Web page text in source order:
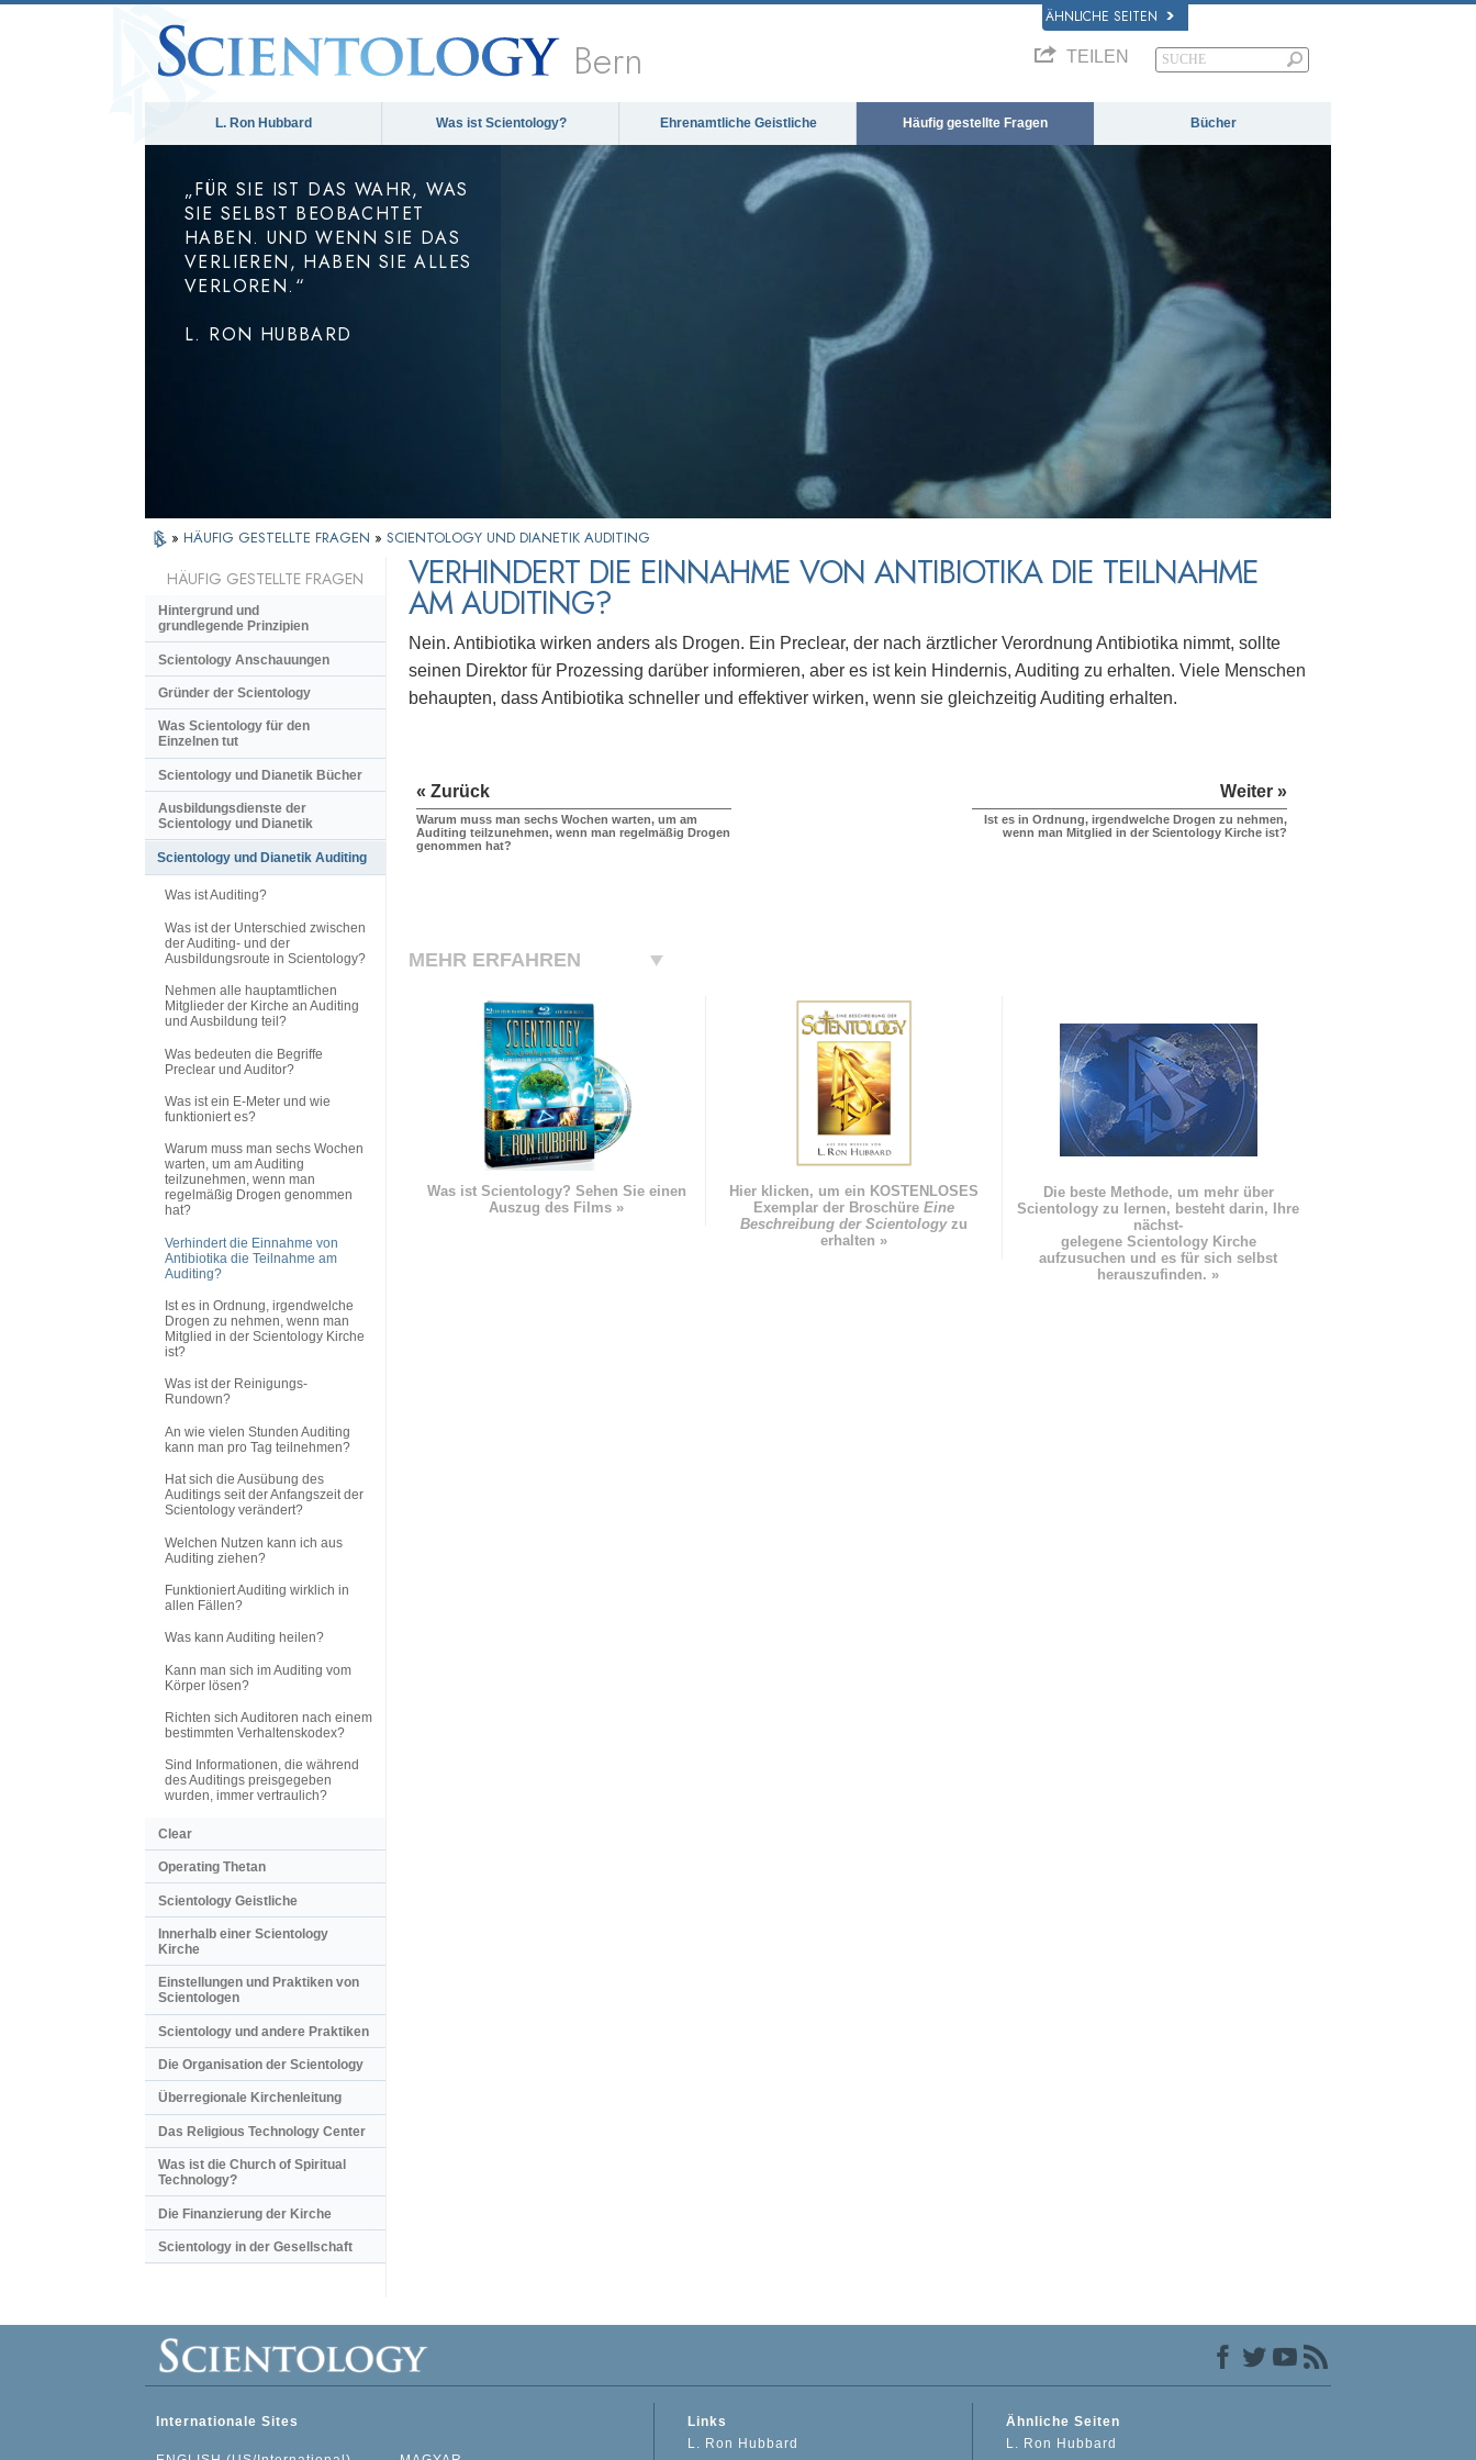
ÄHNLICHE SEITEN
Bern TEILEN
L. Ron Hubbard Was ist Scientology? Ehrenamtliche Geistliche Häufig gestellte Fragen Bücher
„FÜR SIE IST DAS WAHR, WAS
SIE SELBST BEOBACHTET
HABEN. UND WENN SIE DAS
VERLIEREN, HABEN SIE ALLES
VERLOREN.“
L. RON HUBBARD
» HÄUFIG GESTELLTE FRAGEN » SCIENTOLOGY UND DIANETIK AUDITING
VERHINDERT DIE EINNAHME VON ANTIBIOTIKA DIE TEILNAHME
AM AUDITING?
Nein. Antibiotika wirken anders als Drogen. Ein Preclear, der nach ärztlicher Verordnung Antibiotika nimmt, sollte
seinen Direktor für Prozessing darüber informieren, aber es ist kein Hindernis, Auditing zu erhalten. Viele Menschen
behaupten, dass Antibiotika schneller und effektiver wirken, wenn sie gleichzeitig Auditing erhalten.
« Zurück
Warum muss man sechs Wochen warten, um am
Auditing teilzunehmen, wenn man regelmäßig Drogen
genommen hat?
Weiter »
Ist es in Ordnung, irgendwelche Drogen zu nehmen,
wenn man Mitglied in der Scientology Kirche ist?
MEHR ERFAHREN
Was ist Scientology? Sehen Sie einen
Auszug des Films »
Hier klicken, um ein KOSTENLOSES
Exemplar der Broschüre Eine
Beschreibung der Scientologyzu
erhalten »
Die beste Methode, um mehr über
Scientology zu lernen, besteht darin, Ihre
nächst-
gelegene Scientology Kirche
aufzusuchen und es für sich selbst
herauszufinden. »
HÄUFIG GESTELLTE FRAGEN
Hintergrund und
grundlegende Prinzipien
Scientology Anschauungen
Gründer der Scientology
Was Scientology für den
Einzelnen tut
Scientology und Dianetik Bücher
Ausbildungsdienste der
Scientology und Dianetik
Scientology und Dianetik Auditing
Was ist Auditing?
Was ist der Unterschied zwischen
der Auditing- und der
Ausbildungsroute in Scientology?
Nehmen alle hauptamtlichen
Mitglieder der Kirche an Auditing
und Ausbildung teil?
Was bedeuten die Begriffe
Preclear und Auditor?
Was ist ein E-Meter und wie
funktioniert es?
Warum muss man sechs Wochen
warten, um am Auditing
teilzunehmen, wenn man
regelmäßig Drogen genommen
hat?
Verhindert die Einnahme von
Antibiotika die Teilnahme am
Auditing?
Ist es in Ordnung, irgendwelche
Drogen zu nehmen, wenn man
Mitglied in der Scientology Kirche
ist?
Was ist der Reinigungs-
Rundown?
An wie vielen Stunden Auditing
kann man pro Tag teilnehmen?
Hat sich die Ausübung des
Auditings seit der Anfangszeit der
Scientology verändert?
Welchen Nutzen kann ich aus
Auditing ziehen?
Funktioniert Auditing wirklich in
allen Fällen?
Was kann Auditing heilen?
Kann man sich im Auditing vom
Körper lösen?
Richten sich Auditoren nach einem
bestimmten Verhaltenskodex?
Sind Informationen, die während
des Auditings preisgegeben
wurden, immer vertraulich?
Clear
Operating Thetan
Scientology Geistliche
Innerhalb einer Scientology
Kirche
Einstellungen und Praktiken von
Scientologen
Scientology und andere Praktiken
Die Organisation der Scientology
Überregionale Kirchenleitung
Das Religious Technology Center
Was ist die Church of Spiritual
Technology?
Die Finanzierung der Kirche
Scientology in der Gesellschaft
Internationale Sites
Links
L. Ron Hubbard
Ähnliche Seiten
L. Ron Hubbard